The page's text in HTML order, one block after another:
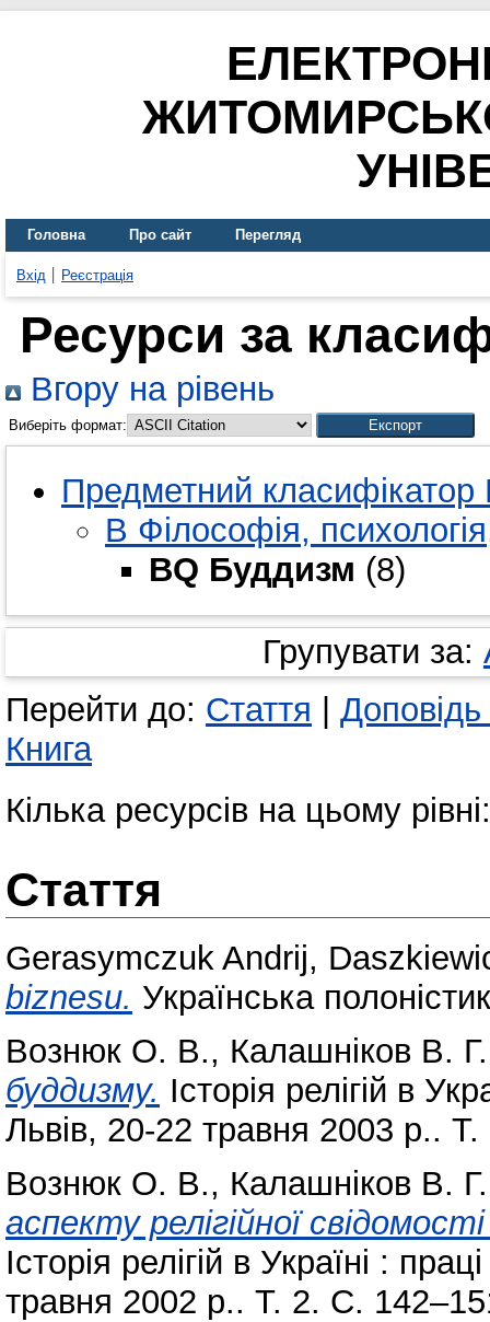
Головна Про сайт Перегляд
Вхід Реєстрація
Ресурси за
Вгору на рівень
Виберіть формат:
Предметний
B Філософія,
BQ Буддизм (8)
Групувати за:
Перейти до: Стаття
Книга
Кілька ресурсів на цьому
Стаття
Gerasymczuk Andrij,
biznesu. Українська
Вознюк О. В., Калашніков В. Г.
буддизму. Історія релігій в
Львів, 20-22 травня 2003 р..
Вознюк О. В., Калашніков В. Г.
аспекту релігійної
Історія релігій в Україні :
травня 2002 р.. Т. 2. С.